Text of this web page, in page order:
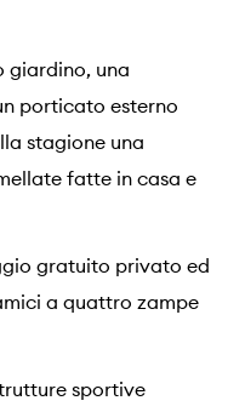
giardino, una
porticato esterno
stagione una
fatte in casa e
gratuito privato ed
a quattro zampe
sportive